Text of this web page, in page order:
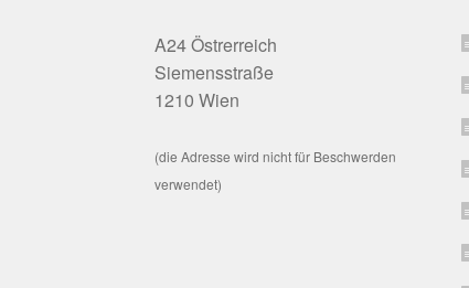
A24 Östrerreich
Siemensstraße
1210 Wien
(die Adresse wird nicht für Beschwerden
verwendet)